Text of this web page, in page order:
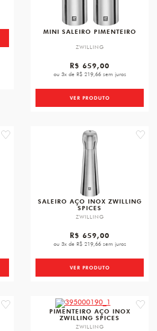
MINI SALEIRO PIMENTEIRO
ZWILLING
R$ 659,00
ou 3x de R$ 219,66 sem juros
VER PRODUTO
favorite
SALEIRO AÇO INOX ZWILLING
SPICES
ZWILLING
R$ 659,00
ou 3x de R$ 219,66 sem juros
VER PRODUTO
favorite PIMENTEIRO AÇO INOX
ZWILLING SPICES
ZWILLING